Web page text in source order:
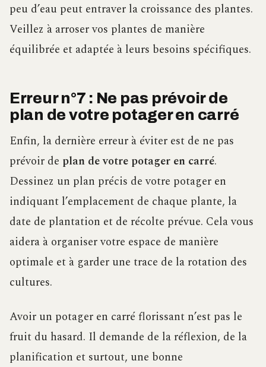
peu d’eau peut entraver la croissance des plantes.
Veillez à arroser vos plantes de manière
équilibrée et adaptée à leurs besoins spécifiques.
Erreur n°7 : Ne pas prévoir de
plan de votre potager en carré
Enfin, la dernière erreur à éviter est de ne pas
prévoir de plan de votre potager en carré.
Dessinez un plan précis de votre potager en
indiquant l’emplacement de chaque plante, la
date de plantation et de récolte prévue. Cela vous
aidera à organiser votre espace de manière
optimale et à garder une trace de la rotation des
cultures.
Avoir un potager en carré florissant n’est pas le
fruit du hasard. Il demande de la réflexion, de la
planification et surtout, une bonne